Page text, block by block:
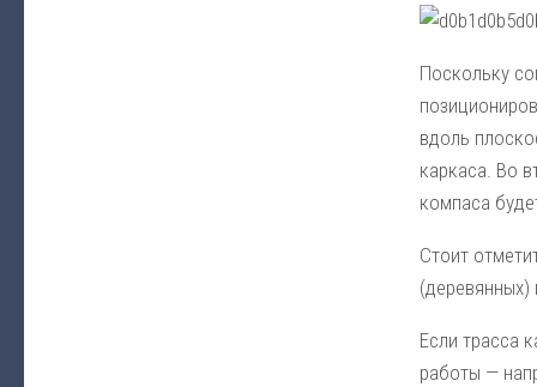
Поскольку
вдоль
каркаса. Во
компаса
Стоит
(деревянных)
Если трасса
работы —